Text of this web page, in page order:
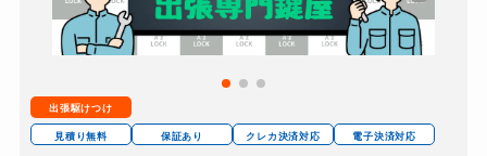
金庫カギ開け 14,300円～(税込)
金庫カギ修理 11,000円～(税込)
ロッカーカギ開け 8,800円～(税込)
出張駆けつけ
見積り無料 保証あり クレカ決済対応 電子決済対応